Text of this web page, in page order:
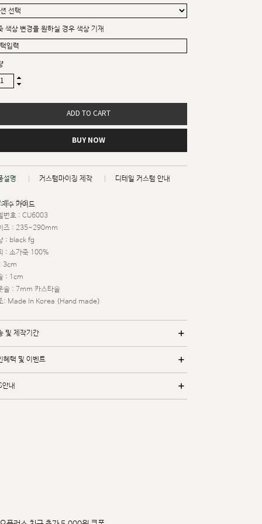
색상 변경을 원하실 경우 색상 기재
ADD TO CART
BUY NOW
설명 커스텀마이징 제작 디테일 커스텀 안내
치수 가이드
트 : 018
번호 : CU6003
즈 : 235~290mm
: black fg
: 소가죽 100%
3cm
: 1cm
솔 : 7mm 카스타솔
: Made In Korea (Hand made)
및 제작기간
혜택 및 이벤트
내